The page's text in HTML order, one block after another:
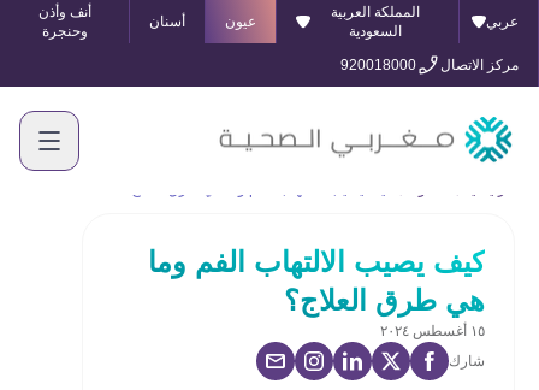
عربي
المملكة العربية
السعودية
عيون أسنان
أنف وأذن
وحنجرة
مركز الاتصال
920018000
كيف يصيب الالتهاب الفم وما
هي طرق العلاج؟
١٥ أغسطس ٢٠٢٤
شارك